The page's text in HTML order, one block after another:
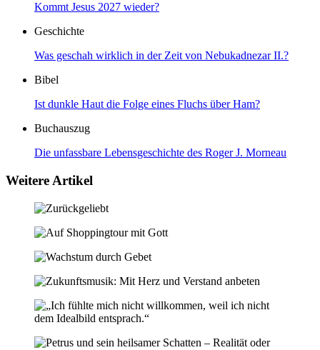
Kommt Jesus 2027 wieder?
Geschichte
Was geschah wirklich in der Zeit von Nebukadnezar II.?
Bibel
Ist dunkle Haut die Folge eines Fluchs über Ham?
Buchauszug
Die unfassbare Lebensgeschichte des Roger J. Morneau
Weitere Artikel